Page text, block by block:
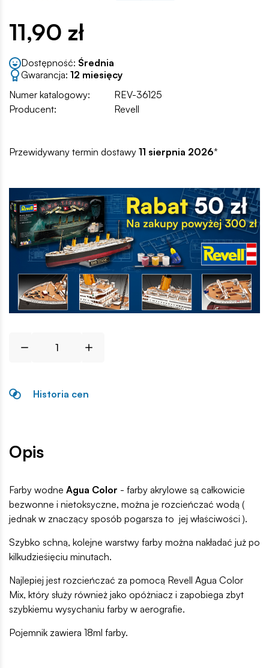
11,90 zł
Dostępność: Średnia
Gwarancja: 12 miesięcy
Numer katalogowy:
REV-36125
Producent:
Revell
Przewidywany termin dostawy 11 sierpnia 2026*
Historia cen
Opis
Farby wodne Agua Color - farby akrylowe są całkowicie
bezwonne i nietoksyczne, można je rozcieńczać wodą (
jednak w znaczący sposób pogarsza to jej właściwości ).
Szybko schną, kolejne warstwy farby można nakładać już po
kilkudzieśięciu minutach.
Najlepiej jest rozcieńczać za pomocą Revell Agua Color
Mix, który służy również jako opóżniacz i zapobiega zbyt
szybkiemu wysychaniu farby w aerografie.
Pojemnik zawiera 18ml farby.